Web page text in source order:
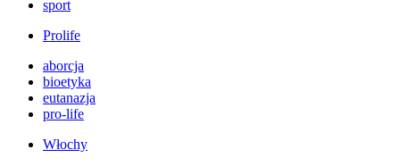
sport
Prolife
aborcja
bioetyka
eutanazja
pro-life
Włochy